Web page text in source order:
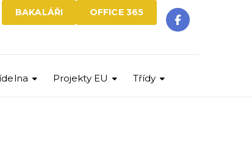
OFFICE 365
BAKALÁŘI
Projekty EU Třídy